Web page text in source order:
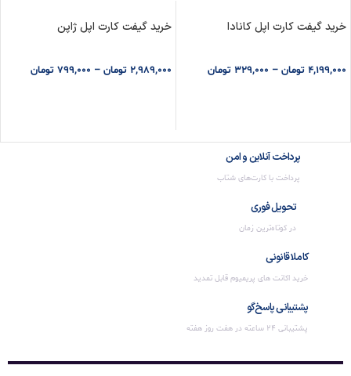
خرید گیفت کارت اپل کانادا
4,199,000 تومان –
329,000 تومان
خرید گیفت کارت اپل ژاپن
2,989,000 تومان –
799,000 تومان
پرداخت آنلاین و امن
پرداخت با کارت‌های شتاب
تحویل فوری
در کوتاه‌ترین زمان
کاملا قانونی
خرید اکانت های پریمیوم قابل تمدید
پشتیبانی پاسخ‌گو
پشتیبانی 24 ساعته در هفت روز هفته